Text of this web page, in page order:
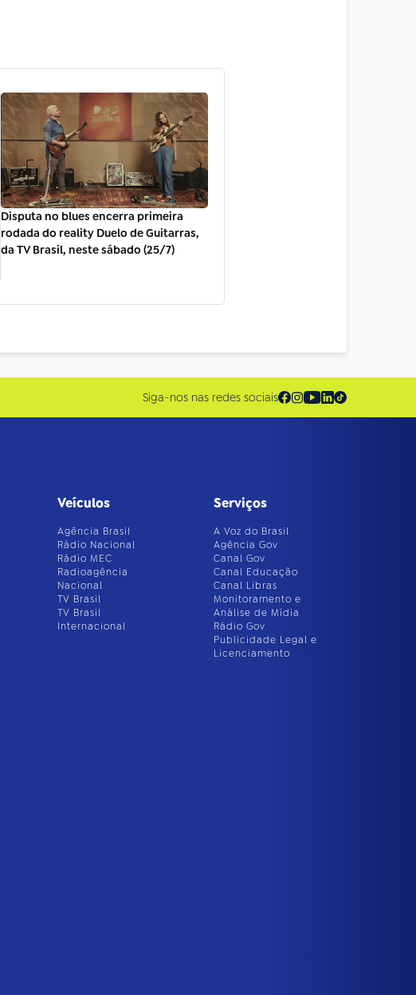
Disputa no blues encerra primeira
rodada do reality Duelo de Guitarras,
da TV Brasil, neste sábado (25/7)
Siga-nos nas redes sociais
Veículos
Agência Brasil
Rádio Nacional
Rádio MEC
Radioagência
Nacional
TV Brasil
TV Brasil
Internacional
Serviços
A Voz do Brasil
Agência Gov
Canal Gov
Canal Educação
Canal Libras
Monitoramento e
Análise de Mídia
Rádio Gov
Publicidade Legal e
Licenciamento